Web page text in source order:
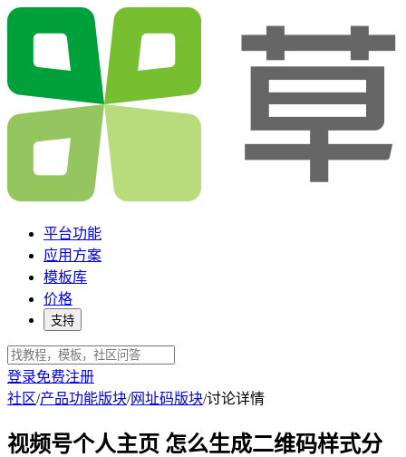
平台功能
应用方案
模板库
价格
支持
登录免费注册
社区/产品功能版块/网址码版块/讨论详情
视频号个人主页 怎么生成二维码样式分